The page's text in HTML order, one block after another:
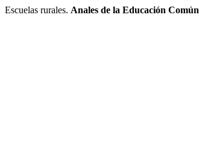
Escuelas rurales. Anales de la Educación Común